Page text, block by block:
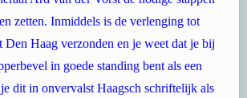
zetten. Inmiddels is de verlenging tot
Den Haag verzonden en je weet dat je bij
in goede standing bent als een
dit in onvervalst Haagsch schriftelijk als